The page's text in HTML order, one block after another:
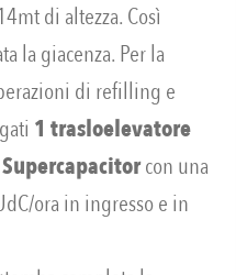
di altezza. Così
la giacenza. Per la
di refilling e
1 trasloelevatore
con una
ora in ingresso e in